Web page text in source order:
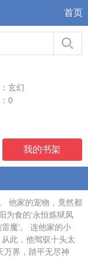
首页
玄幻
0
我的书架
他家的宠物，竟然都
为食的‘永恒炼狱凤
魔’。 连他家的小
此，他驾驭十头太
万界，踏平无尽神